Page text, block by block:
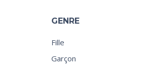
GENRE
Fille
Garçon